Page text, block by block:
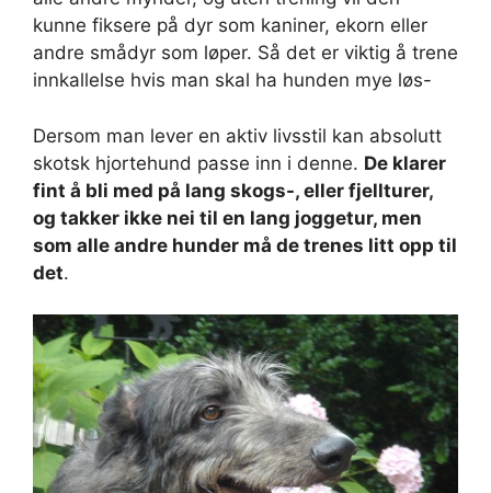
kunne fiksere på dyr som kaniner, ekorn eller
andre smådyr som løper. Så det er viktig å trene
innkallelse hvis man skal ha hunden mye løs-
Dersom man lever en aktiv livsstil kan absolutt
skotsk hjortehund passe inn i denne. De klarer
fint å bli med på lang skogs-, eller fjellturer,
og takker ikke nei til en lang joggetur, men
som alle andre hunder må de trenes litt opp til
det.